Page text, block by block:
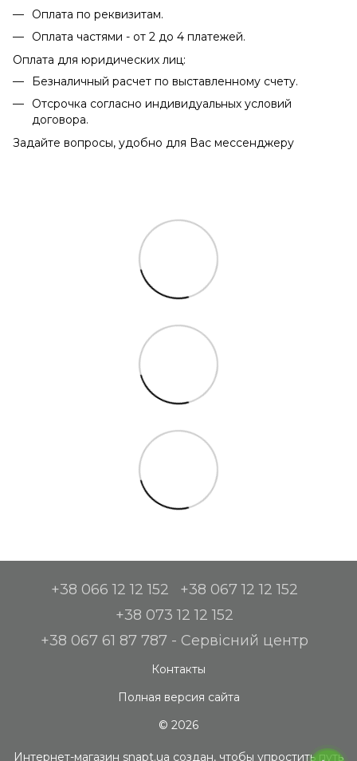
Оплата по реквизитам.
Оплата частями - от 2 до 4 платежей.
Оплата для юридических лиц:
Безналичный расчет по выставленному счету.
Отсрочка согласно индивидуальных условий
договора.
Задайте вопросы, удобно для Вас мессенджеру
+38 066 12 12 152
+38 067 12 12 152
+38 073 12 12 152
+38 067 61 87 787 - Сервісний центр
Контакты
Полная версия сайта
© 2026
Интернет-магазин snapt.ua создан, чтобы упростить путь